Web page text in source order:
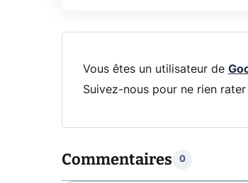
Vous êtes un utilisateur de
Suivez-nous pour ne rien
Commentaires 0